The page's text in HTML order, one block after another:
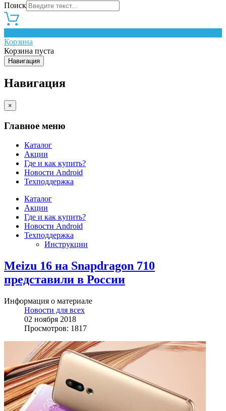
Поиск
Корзина
Корзина пуста
Навигация
Навигация
×
Главное меню
Каталог
Акции
Где и как купить?
Новости Android
Техподдержка
Каталог
Акции
Где и как купить?
Новости Android
Техподдержка
Инструкции
Meizu 16 на Snapdragon 710
представили в России
Информация о материале
Новости для всех
02 ноября 2018
Просмотров: 1817